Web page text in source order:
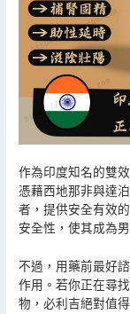
作為印度知名的雙
憑藉西地那非與達
者，提供安全有效
安全性，使其成為
不過，用藥前最好
作用。若你正在尋
物，必利吉絕對值